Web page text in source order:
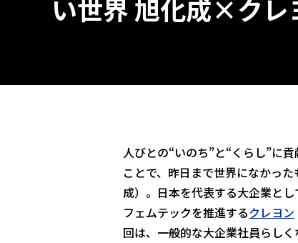
い世界 旭化成×クレ
人びとの“いのち”と“くらし”に
ことで、昨日まで世界になかっ
成）。日本を代表する大企業と
フェムテックを推進するクレヨン
回は、一般的な大企業社員らし